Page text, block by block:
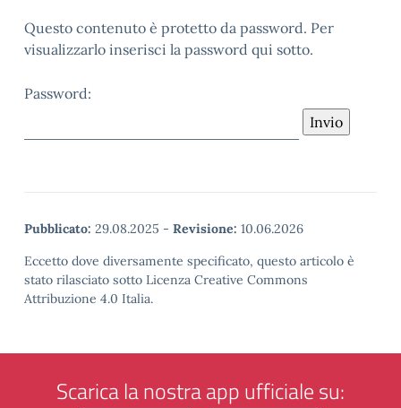
Questo contenuto è protetto da password. Per
visualizzarlo inserisci la password qui sotto.
Password:
Pubblicato: 29.08.2025 - Revisione: 10.06.2026
Eccetto dove diversamente specificato, questo articolo è
stato rilasciato sotto Licenza Creative Commons
Attribuzione 4.0 Italia.
Scarica la nostra app ufficiale su: